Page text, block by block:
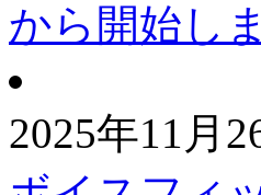
から開始し
2025年11月